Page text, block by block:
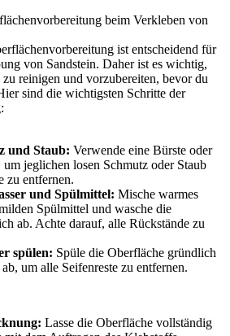
beim Verkleben von
ist entscheidend für
von Sandstein. Daher ist es wichtig,
reinigen und vorzubereiten, bevor du
sind die wichtigsten Schritte der
und Staub: Verwende eine Bürste oder
um jeglichen losen Schmutz oder Staub
zu entfernen.
und Spülmittel: Mische warmes
Spülmittel und wasche die
ab. Achte darauf, alle Rückstände zu
spülen: Spüle die Oberfläche gründlich
um alle Seifenreste zu entfernen.
Lasse die Oberfläche vollständig